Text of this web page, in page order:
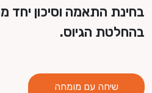
בחינת התאמה וסיכון יחד
בהחלטת הגיוס.
שיחה עם מומחה